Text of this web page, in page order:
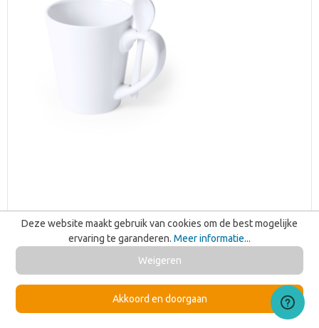
Sublimatie Mok Kaffir
Deze website maakt gebruik van cookies om de best mogelijke
ervaring te garanderen. Meer informatie...
Weigeren
Akkoord en doorgaan